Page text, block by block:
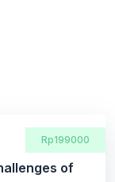
of
Rp199000